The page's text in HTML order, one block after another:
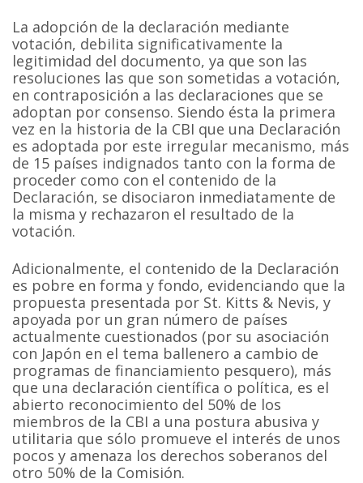
La adopción de la declaración mediante
votación, debilita significativamente la
legitimidad del documento, ya que son las
resoluciones las que son sometidas a votación,
en contraposición a las declaraciones que se
adoptan por consenso. Siendo ésta la primera
vez en la historia de la CBI que una Declaración
es adoptada por este irregular mecanismo, más
de 15 países indignados tanto con la forma de
proceder como con el contenido de la
Declaración, se disociaron inmediatamente de
la misma y rechazaron el resultado de la
votación.
Adicionalmente, el contenido de la Declaración
es pobre en forma y fondo, evidenciando que la
propuesta presentada por St. Kitts & Nevis, y
apoyada por un gran número de países
actualmente cuestionados (por su asociación
con Japón en el tema ballenero a cambio de
programas de financiamiento pesquero), más
que una declaración científica o política, es el
abierto reconocimiento del 50% de los
miembros de la CBI a una postura abusiva y
utilitaria que sólo promueve el interés de unos
pocos y amenaza los derechos soberanos del
otro 50% de la Comisión.